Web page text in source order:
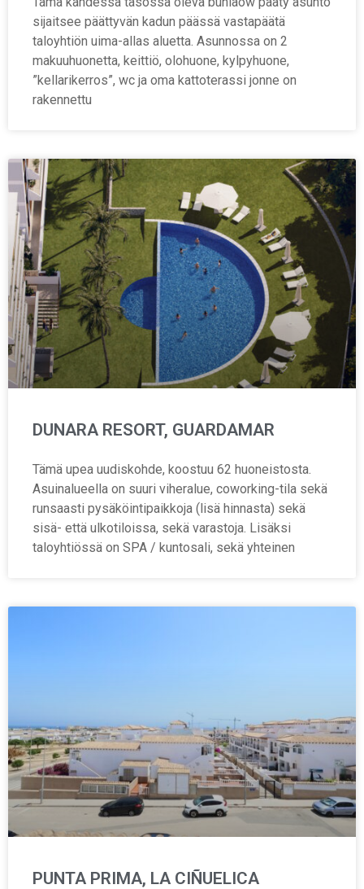
sijaitsee päättyvän kadun päässä vastapäätä
taloyhtiön uima-allas aluetta. Asunnossa on 2
makuuhuonetta, keittiö, olohuone, kylpyhuone,
”kellarikerros”, wc ja oma kattoterassi jonne on
rakennettu
DUNARA RESORT, GUARDAMAR
Tämä upea uudiskohde, koostuu 62 huoneistosta.
Asuinalueella on suuri viheralue, coworking-tila sekä
runsaasti pysäköintipaikkoja (lisä hinnasta) sekä
sisä- että ulkotiloissa, sekä varastoja. Lisäksi
taloyhtiössä on SPA / kuntosali, sekä yhteinen
PUNTA PRIMA, LA CIÑUELICA